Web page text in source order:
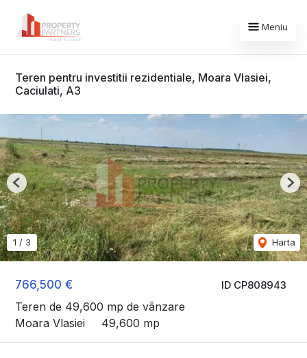
Meniu
Teren pentru investitii rezidentiale, Moara Vlasiei,
Caciulati, A3
ID CP808943
766,500 €
Teren de 49,600 mp de vânzare
Moara Vlasiei
49,600 mp
1 / 3 Harta
Previous